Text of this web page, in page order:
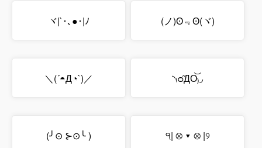
ヾ|`･､●･|ﾉ (ノ)ʘ﹃ʘ(ヾ)
＼(´◓Д◔`)／ ◝₍ᴑ̑ДO͝₎◞
(╯⊙ ⊱⊙╰ ) ੧| ⊗ ▾ ⊗ |୨